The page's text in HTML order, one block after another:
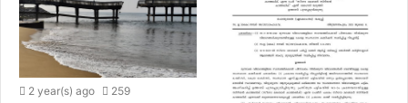
2 year(s) ago 259